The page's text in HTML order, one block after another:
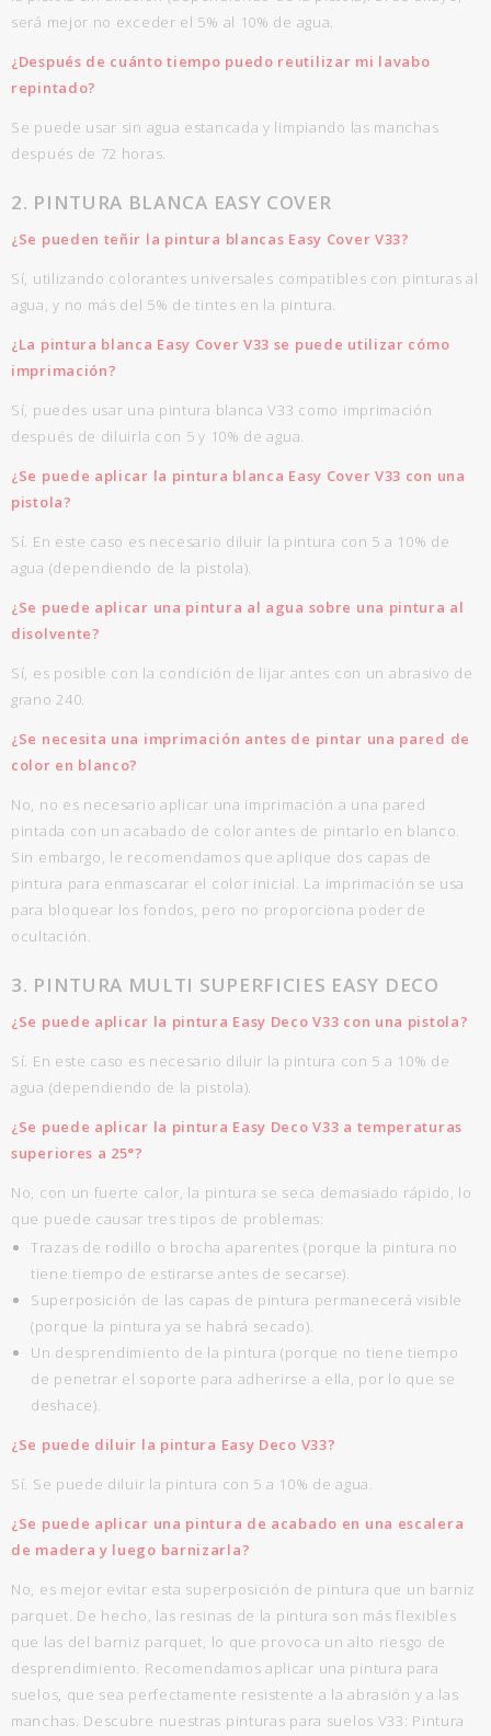
será mejor no exceder el 5% al 10% de agua.
¿Después de cuánto tiempo puedo reutilizar mi lavabo
repintado?
Se puede usar sin agua estancada y limpiando las manchas
después de 72 horas.
2. PINTURA BLANCA EASY COVER
¿Se pueden teñir la pintura blancas Easy Cover V33?
Sí, utilizando colorantes universales compatibles con pinturas al
agua, y no más del 5% de tintes en la pintura.
¿La pintura blanca Easy Cover V33 se puede utilizar cómo
imprimación?
Sí, puedes usar una pintura blanca V33 como imprimación
después de diluirla con 5 y 10% de agua.
¿Se puede aplicar la pintura blanca Easy Cover V33 con una
pistola?
Sí. En este caso es necesario diluir la pintura con 5 a 10% de
agua (dependiendo de la pistola).
¿Se puede aplicar una pintura al agua sobre una pintura al
disolvente?
Sí, es posible con la condición de lijar antes con un abrasivo de
grano 240.
¿Se necesita una imprimación antes de pintar una pared de
color en blanco?
No, no es necesario aplicar una imprimación a una pared
pintada con un acabado de color antes de pintarlo en blanco.
Sin embargo, le recomendamos que aplique dos capas de
pintura para enmascarar el color inicial. La imprimación se usa
para bloquear los fondos, pero no proporciona poder de
ocultación.
3. PINTURA MULTI SUPERFICIES EASY DECO
¿Se puede aplicar la pintura Easy Deco V33 con una pistola?
Sí. En este caso es necesario diluir la pintura con 5 a 10% de
agua (dependiendo de la pistola).
¿Se puede aplicar la pintura Easy Deco V33 a temperaturas
superiores a 25°?
No, con un fuerte calor, la pintura se seca demasiado rápido, lo
que puede causar tres tipos de problemas:
Trazas de rodillo o brocha aparentes (porque la pintura no
tiene tiempo de estirarse antes de secarse).
Superposición de las capas de pintura permanecerá visible
(porque la pintura ya se habrá secado).
Un desprendimiento de la pintura (porque no tiene tiempo
de penetrar el soporte para adherirse a ella, por lo que se
deshace).
¿Se puede diluir la pintura Easy Deco V33?
Sí. Se puede diluir la pintura con 5 a 10% de agua.
¿Se puede aplicar una pintura de acabado en una escalera
de madera y luego barnizarla?
No, es mejor evitar esta superposición de pintura que un barniz
parquet. De hecho, las resinas de la pintura son más flexibles
que las del barniz parquet, lo que provoca un alto riesgo de
desprendimiento. Recomendamos aplicar una pintura para
suelos, que sea perfectamente resistente a la abrasión y a las
manchas. Descubre nuestras pinturas para suelos V33: Pintura